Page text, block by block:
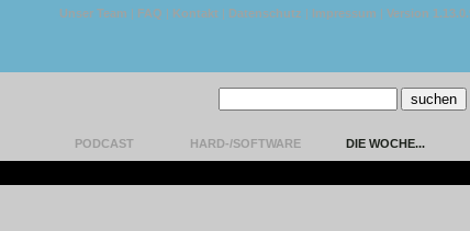
Unser Team | FAQ | Kontakt | Datenschutz | Impressum | Version
PODCAST HARD-/SOFTWARE DIE WOCHE...